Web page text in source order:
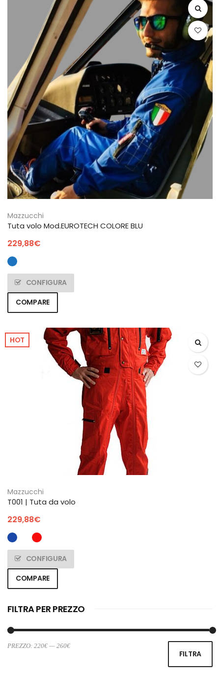
Mazzucchi
Tuta volo Mod.EUROTECH COLORE BLU
229,88€
CONFIGURA
COMPARE
HOT
Mazzucchi
T001 | Tuta da volo
229,88€
CONFIGURA
COMPARE
FILTRA PER PREZZO
FILTRA
PREZZO: 220€ — 260€